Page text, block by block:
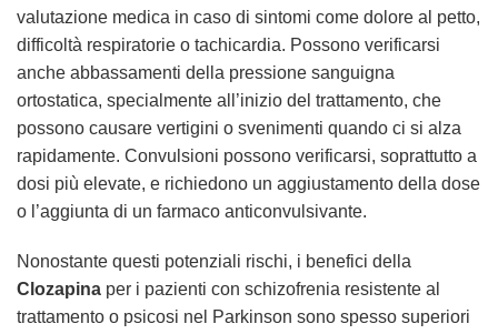
valutazione medica in caso di sintomi come dolore al petto,
difficoltà respiratorie o tachicardia. Possono verificarsi
anche abbassamenti della pressione sanguigna
ortostatica, specialmente all’inizio del trattamento, che
possono causare vertigini o svenimenti quando ci si alza
rapidamente. Convulsioni possono verificarsi, soprattutto a
dosi più elevate, e richiedono un aggiustamento della dose
o l’aggiunta di un farmaco anticonvulsivante.
Nonostante questi potenziali rischi, i benefici della
Clozapina per i pazienti con schizofrenia resistente al
trattamento o psicosi nel Parkinson sono spesso superiori